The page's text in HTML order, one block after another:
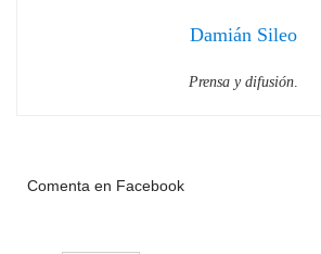
Damián Sileo
Prensa y difusión.
Comenta en Facebook